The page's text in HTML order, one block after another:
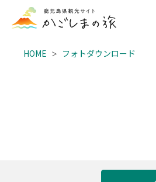
HOME フォトダウンロード